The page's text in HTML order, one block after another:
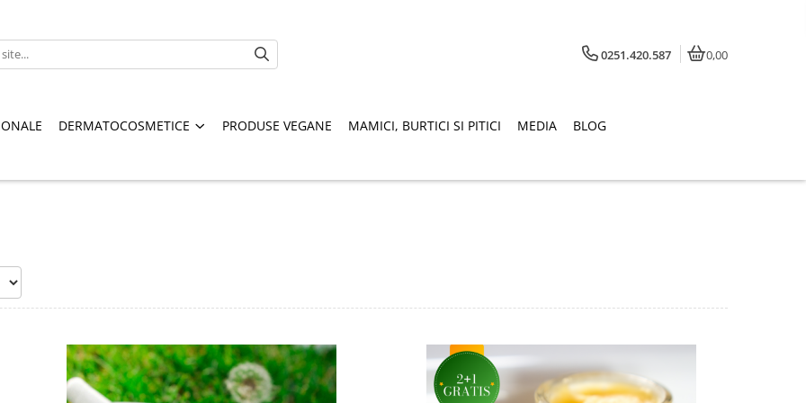
0251.420.587 0,00
DERMATOCOSMETICE PRODUSE VEGANE MAMICI, BURTICI SI PITICI MEDIA BLOG